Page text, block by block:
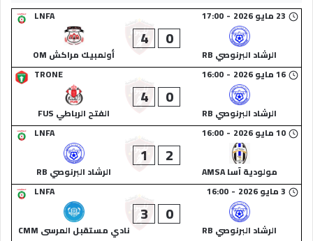
LNFA
23 مايو 2026 -
17:00
الرشاد البرنوصي RB
0
4
أولمبيك مراكش OM
TRONE
16 مايو 2026 -
16:00
الرشاد البرنوصي RB
0
4
الفتح الرباطي FUS
LNFA
10 مايو 2026 -
16:00
مولودية آسا AMSA
2
1
الرشاد البرنوصي RB
LNFA
3 مايو 2026 -
16:00
الرشاد البرنوصي RB
0
3
نادي مستقبل المرسى CMM